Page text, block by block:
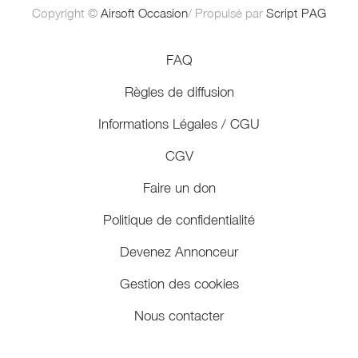
Copyright © Airsoft Occasion/ Propulsé par Script PAG
FAQ
Règles de diffusion
Informations Légales / CGU
CGV
Faire un don
Politique de confidentialité
Devenez Annonceur
Gestion des cookies
Nous contacter